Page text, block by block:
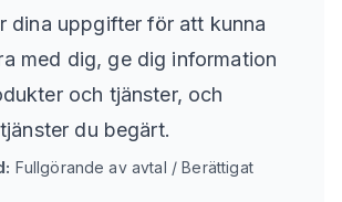
dina uppgifter för att kunna
med dig, ge dig information
och tjänster, och
du begärt.
Fullgörande av avtal / Berättigat